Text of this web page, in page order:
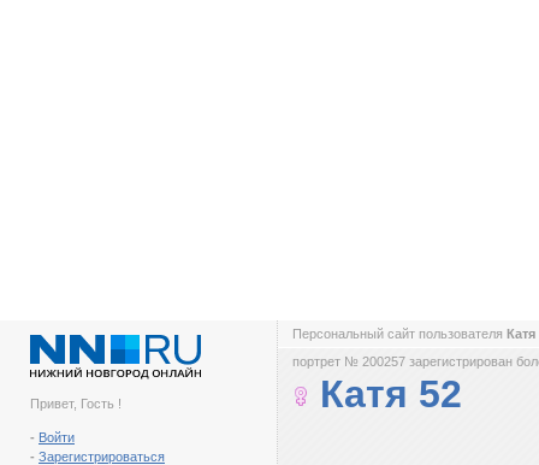
Привет, Гость !
- Войти
- Зарегистрироваться
Персональный сайт пользователя
портрет № 200257 зарегистрирован
Катя 52